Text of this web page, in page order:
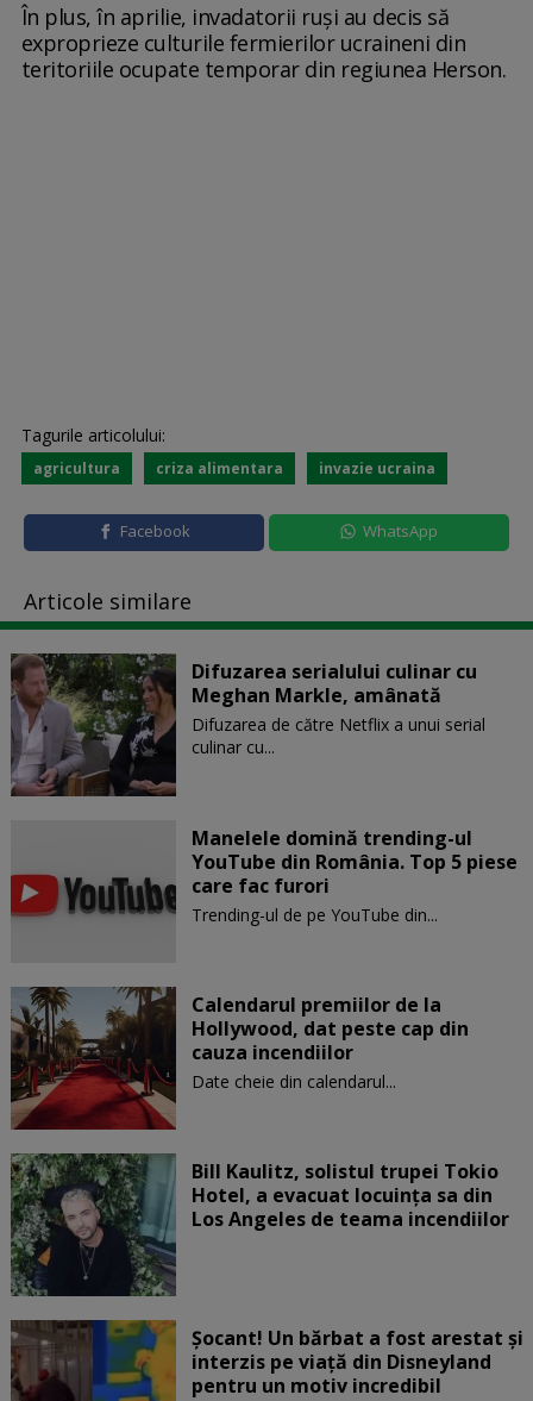
În plus, în aprilie, invadatorii ruși au decis să
exproprieze culturile fermierilor ucraineni din
teritoriile ocupate temporar din regiunea Herson.
Tagurile articolului:
agricultura criza alimentara invazie ucraina
Facebook WhatsApp
Articole similare
Difuzarea serialului culinar cu
Meghan Markle, amânată
Difuzarea de către Netflix a unui serial
culinar cu...
Manelele domină trending-ul
YouTube din România. Top 5 piese
care fac furori
Trending-ul de pe YouTube din...
Calendarul premiilor de la
Hollywood, dat peste cap din
cauza incendiilor
Date cheie din calendarul...
Bill Kaulitz, solistul trupei Tokio
Hotel, a evacuat locuinţa sa din
Los Angeles de teama incendiilor
Șocant! Un bărbat a fost arestat și
interzis pe viață din Disneyland
pentru un motiv incredibil